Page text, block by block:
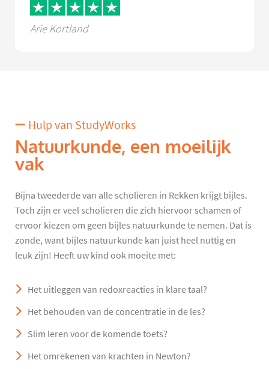
Arie Kortland
Hulp van StudyWorks
Natuurkunde, een moeilijk
vak
Bijna tweederde van alle scholieren in Rekken krijgt bijles.
Toch zijn er veel scholieren die zich hiervoor schamen of
ervoor kiezen om geen bijles natuurkunde te nemen. Dat is
zonde, want bijles natuurkunde kan juist heel nuttig en
leuk zijn! Heeft uw kind ook moeite met:
Het uitleggen van redoxreacties in klare taal?
Het behouden van de concentratie in de les?
Slim leren voor de komende toets?
Het omrekenen van krachten in Newton?